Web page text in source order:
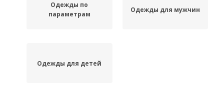
Одежды по
параметрам
Одежды для мужчин
Одежды для детей